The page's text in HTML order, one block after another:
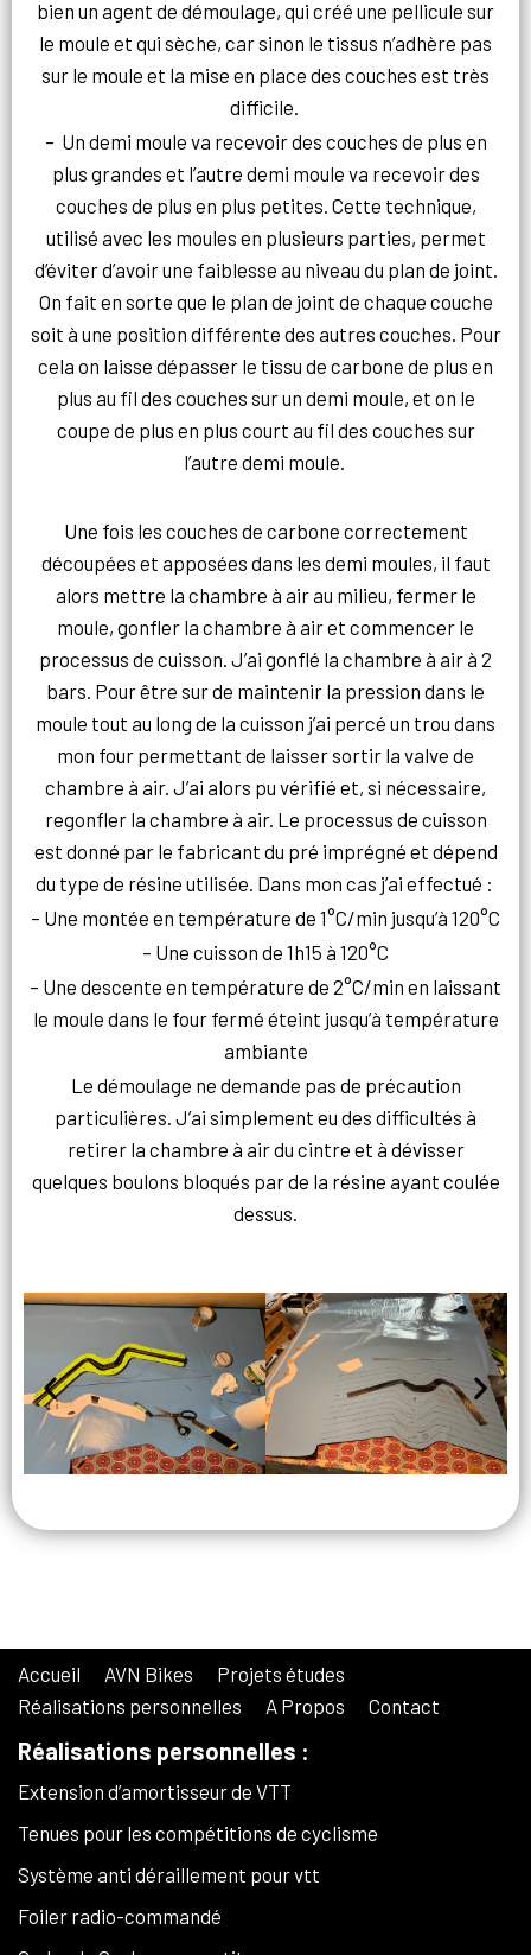
bien un agent de démoulage, qui créé une pellicule sur
le moule et qui sèche, car sinon le tissus n’adhère pas
sur le moule et la mise en place des couches est très
difficile.
– Un demi moule va recevoir des couches de plus en
plus grandes et l’autre demi moule va recevoir des
couches de plus en plus petites. Cette technique,
utilisé avec les moules en plusieurs parties, permet
d’éviter d’avoir une faiblesse au niveau du plan de joint.
On fait en sorte que le plan de joint de chaque couche
soit à une position différente des autres couches. Pour
cela on laisse dépasser le tissu de carbone de plus en
plus au fil des couches sur un demi moule, et on le
coupe de plus en plus court au fil des couches sur
l’autre demi moule.
Une fois les couches de carbone correctement
découpées et apposées dans les demi moules, il faut
alors mettre la chambre à air au milieu, fermer le
moule, gonfler la chambre à air et commencer le
processus de cuisson. J’ai gonflé la chambre à air à 2
bars. Pour être sur de maintenir la pression dans le
moule tout au long de la cuisson j’ai percé un trou dans
mon four permettant de laisser sortir la valve de
chambre à air. J’ai alors pu vérifié et, si nécessaire,
regonfler la chambre à air. Le processus de cuisson
est donné par le fabricant du pré imprégné et dépend
du type de résine utilisée. Dans mon cas j’ai effectué :
– Une montée en température de 1°C/min jusqu’à 120°C
– Une cuisson de 1h15 à 120°C
– Une descente en température de 2°C/min en laissant
le moule dans le four fermé éteint jusqu’à température
ambiante
Le démoulage ne demande pas de précaution
particulières. J’ai simplement eu des difficultés à
retirer la chambre à air du cintre et à dévisser
quelques boulons bloqués par de la résine ayant coulée
dessus.
Accueil AVN Bikes
Projets études
Réalisations personnelles
A Propos Contact
Réalisations personnelles :
Extension d’amortisseur de VTT
Tenues pour les compétitions de cyclisme
Système anti déraillement pour vtt
Foiler radio-commandé